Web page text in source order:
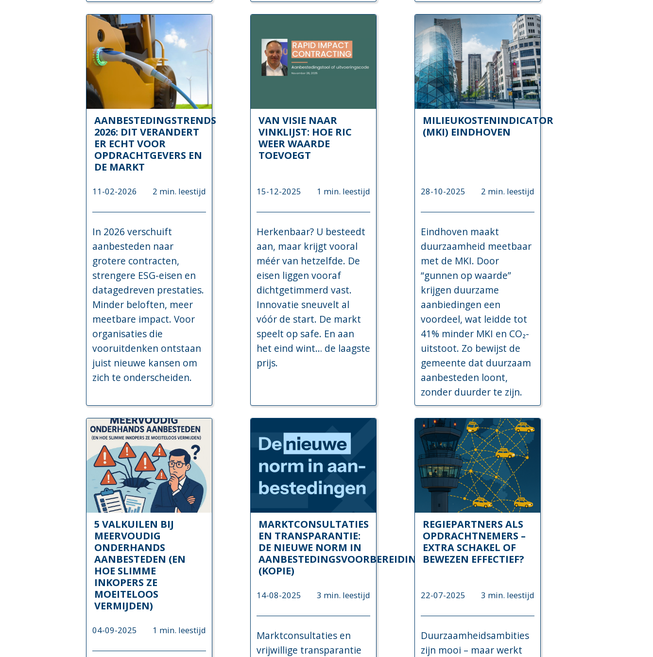
AANBESTEDINGSTRENDS
2026: DIT VERANDERT
ER ECHT VOOR
OPDRACHTGEVERS EN
DE MARKT
11-02-2026 2 min. leestijd
In 2026 verschuift
aanbesteden naar
grotere contracten,
strengere ESG-eisen en
datagedreven prestaties.
Minder beloften, meer
meetbare impact. Voor
organisaties die
vooruitdenken ontstaan
juist nieuwe kansen om
zich te onderscheiden.
VAN VISIE NAAR
VINKLIJST: HOE RIC
WEER WAARDE
TOEVOEGT
15-12-2025 1 min. leestijd
Herkenbaar? U besteedt
aan, maar krijgt vooral
méér van hetzelfde. De
eisen liggen vooraf
dichtgetimmerd vast.
Innovatie sneuvelt al
vóór de start. De markt
speelt op safe. En aan
het eind wint… de laagste
prijs.
MILIEUKOSTENINDICATOR
(MKI) EINDHOVEN
28-10-2025 2 min. leestijd
Eindhoven maakt
duurzaamheid meetbaar
met de MKI. Door
“gunnen op waarde”
krijgen duurzame
aanbiedingen een
voordeel, wat leidde tot
41% minder MKI en CO₂-
uitstoot. Zo bewijst de
gemeente dat duurzaam
aanbesteden loont,
zonder duurder te zijn.
5 VALKUILEN BIJ
MEERVOUDIG
ONDERHANDS
AANBESTEDEN (EN
HOE SLIMME
INKOPERS ZE
MOEITELOOS
VERMIJDEN)
04-09-2025 1 min. leestijd
MARKTCONSULTATIES
EN TRANSPARANTIE:
DE NIEUWE NORM IN
AANBESTEDINGSVOORBEREIDING
(KOPIE)
14-08-2025 3 min. leestijd
Marktconsultaties en
vrijwillige transparantie
REGIEPARTNERS ALS
OPDRACHTNEMERS –
EXTRA SCHAKEL OF
BEWEZEN EFFECTIEF?
22-07-2025 3 min. leestijd
Duurzaamheidsambities
zijn mooi – maar werkt